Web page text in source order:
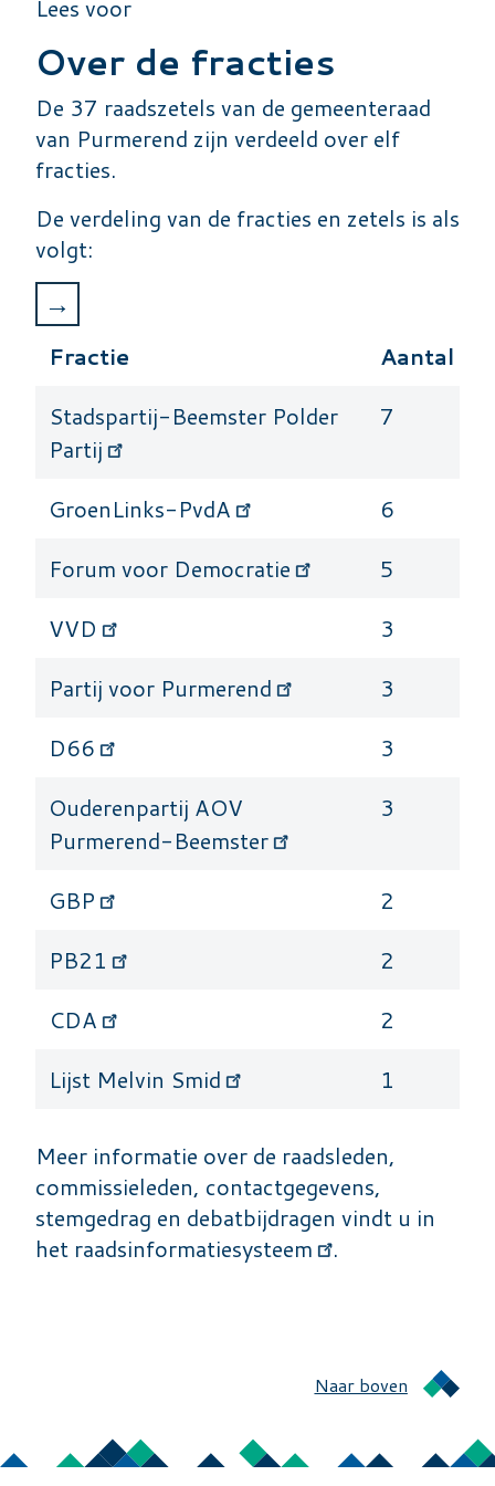
Lees voor
Over de fracties
De 37 raadszetels van de gemeenteraad
van Purmerend zijn verdeeld over elf
fracties.
De verdeling van de fracties en zetels is als
volgt:
Fractie
Aantal
Stadspartij-Beemster Polder
Partij
7
GroenLinks-PvdA
6
Forum voor Democratie
5
VVD
3
Partij voor Purmerend
3
D66
3
Ouderenpartij AOV
Purmerend-Beemster
3
GBP
2
PB21
2
CDA
2
Lijst Melvin Smid
1
Meer informatie over de raadsleden,
commissieleden, contactgegevens,
stemgedrag en debatbijdragen vindt u in
het raadsinformatiesysteem .
Naar boven